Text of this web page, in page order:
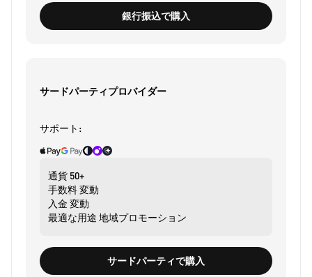
銀行振込で購入
サードパーティプロバイダー
サポート:
通貨 50+
手数料変動
入金 変動
最適な用途 地域プロモーション
サードパーティで購入